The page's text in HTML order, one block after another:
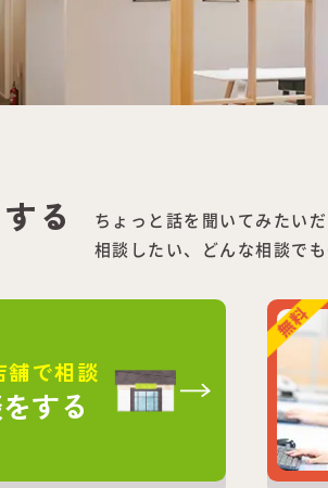
る
ちょっと話を聞いてみたい
相談したい、どんな相談で
舗で相談
する